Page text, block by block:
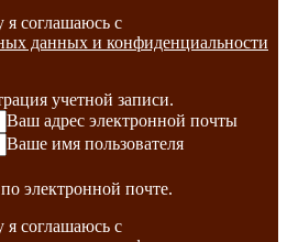
соглашаюсь с
данных и конфиденциальности
учетной записи.
Ваш адрес электронной почты
Ваше имя пользователя
электронной почте.
соглашаюсь с